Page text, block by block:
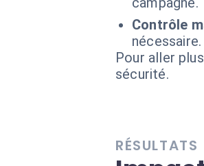
Contrôle
nécessaire.
Pour aller
sécurité.
RÉSULTATS